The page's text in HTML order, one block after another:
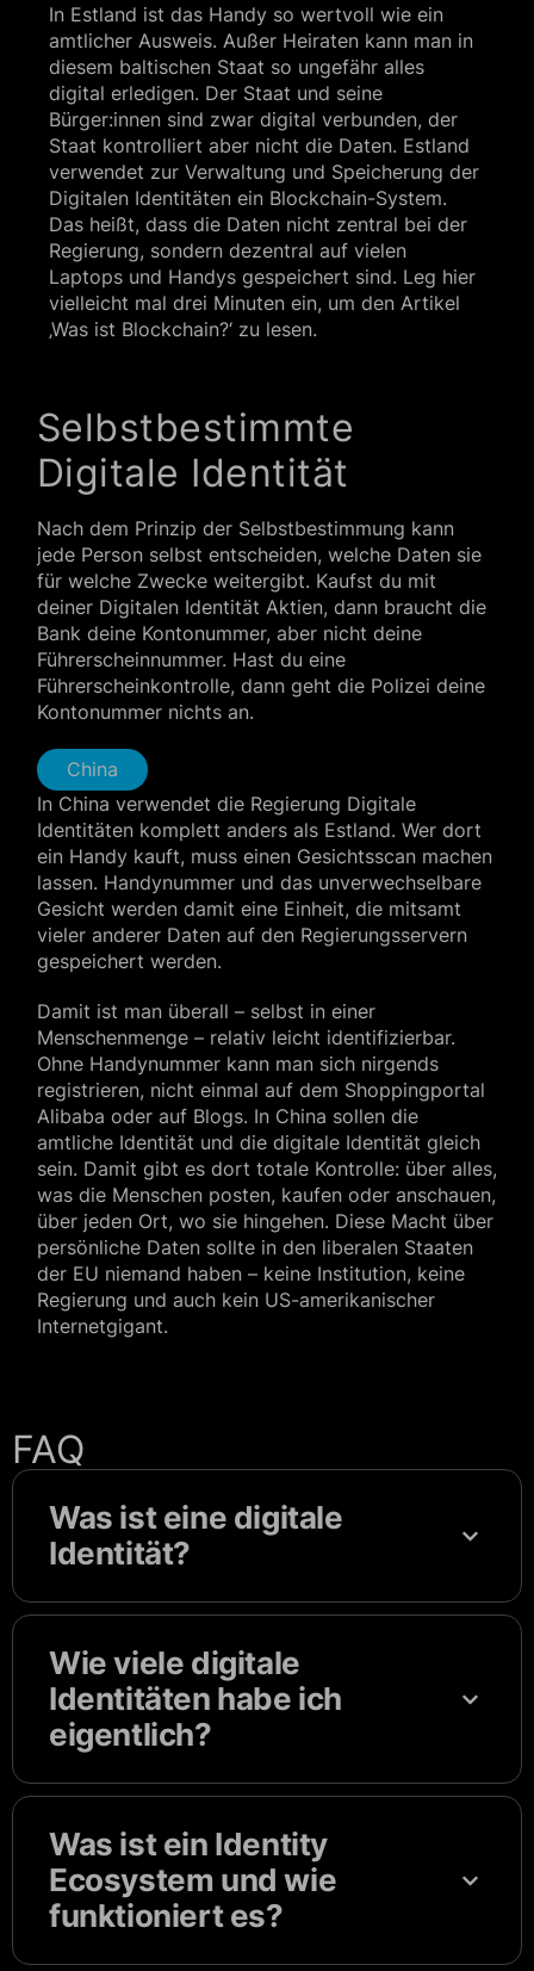
In Estland ist das Handy so wertvoll wie ein
amtlicher Ausweis. Außer Heiraten kann man in
diesem baltischen Staat so ungefähr alles
digital erledigen. Der Staat und seine
Bürger:innen sind zwar digital verbunden, der
Staat kontrolliert aber nicht die Daten. Estland
verwendet zur Verwaltung und Speicherung der
Digitalen Identitäten ein Blockchain-System.
Das heißt, dass die Daten nicht zentral bei der
Regierung, sondern dezentral auf vielen
Laptops und Handys gespeichert sind. Leg hier
vielleicht mal drei Minuten ein, um den Artikel
‚Was ist Blockchain?‘ zu lesen.
Selbstbestimmte
Digitale Identität
Nach dem Prinzip der Selbstbestimmung kann
jede Person selbst entscheiden, welche Daten sie
für welche Zwecke weitergibt. Kaufst du mit
deiner Digitalen Identität Aktien, dann braucht die
Bank deine Kontonummer, aber nicht deine
Führerscheinnummer. Hast du eine
Führerscheinkontrolle, dann geht die Polizei deine
Kontonummer nichts an.
China
In China verwendet die Regierung Digitale
Identitäten komplett anders als Estland. Wer dort
ein Handy kauft, muss einen Gesichtsscan machen
lassen. Handynummer und das unverwechselbare
Gesicht werden damit eine Einheit, die mitsamt
vieler anderer Daten auf den Regierungsservern
gespeichert werden.
Damit ist man überall – selbst in einer
Menschenmenge – relativ leicht identifizierbar.
Ohne Handynummer kann man sich nirgends
registrieren, nicht einmal auf dem Shoppingportal
Alibaba oder auf Blogs. In China sollen die
amtliche Identität und die digitale Identität gleich
sein. Damit gibt es dort totale Kontrolle: über alles,
was die Menschen posten, kaufen oder anschauen,
über jeden Ort, wo sie hingehen. Diese Macht über
persönliche Daten sollte in den liberalen Staaten
der EU niemand haben – keine Institution, keine
Regierung und auch kein US-amerikanischer
Internetgigant.
FAQ
Was ist eine digitale
Identität?
Wie viele digitale
Identitäten habe ich
eigentlich?
Was ist ein Identity
Ecosystem und wie
funktioniert es?